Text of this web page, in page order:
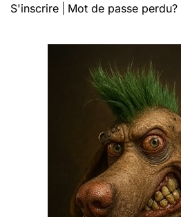
S'inscrire Mot de passe perdu?